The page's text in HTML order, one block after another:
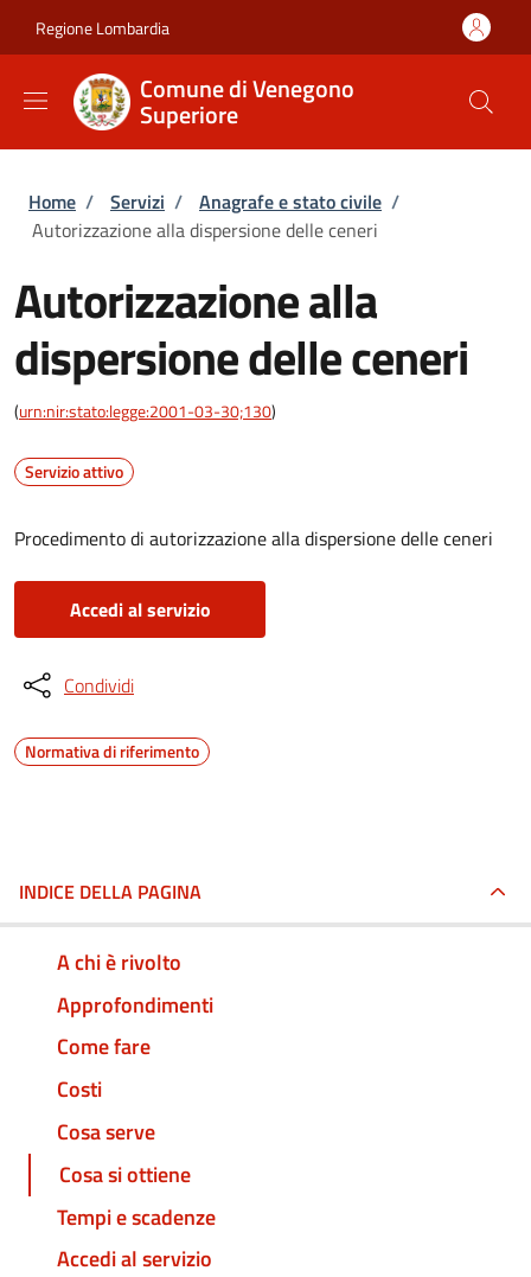
Regione Lombardia
Comune di Venegono
Superiore
Briciole di pane
Home / Servizi / Anagrafe e stato civile /
Autorizzazione alla dispersione delle ceneri
Autorizzazione alla
dispersione delle ceneri
(urn:nir:stato:legge:2001-03-30;130)
Servizio attivo
Procedimento di autorizzazione alla dispersione delle ceneri
Accedi al servizio
Condividi
Normativa di riferimento
INDICE DELLA PAGINA
A chi è rivolto
Approfondimenti
Come fare
Costi
Cosa serve
Cosa si ottiene
Tempi e scadenze
Accedi al servizio